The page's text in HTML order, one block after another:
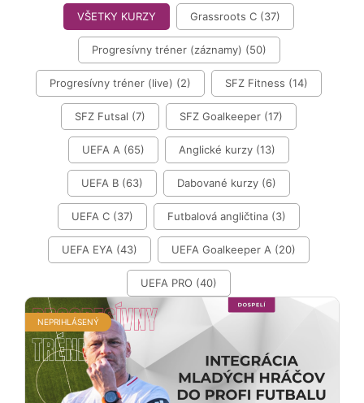
Button Filter Courses - All Categories
VŠETKY KURZY Grassroots C (37)
Progresívny tréner (záznamy) (50)
Progresívny tréner (live) (2) SFZ Fitness (14)
SFZ Futsal (7) SFZ Goalkeeper (17)
UEFA A (65) Anglické kurzy (13)
UEFA B (63) Dabované kurzy (6)
UEFA C (37) Futbalová angličtina (3)
UEFA EYA (43) UEFA Goalkeeper A (20)
UEFA PRO (40)
NEPRIHLÁSENÝ